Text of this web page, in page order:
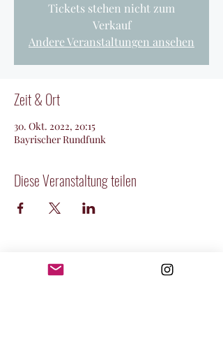
Tickets stehen nicht zum
Verkauf
Andere Veranstaltungen ansehen
Zeit & Ort
30. Okt. 2022, 20:15
Bayrischer Rundfunk
Diese Veranstaltung teilen